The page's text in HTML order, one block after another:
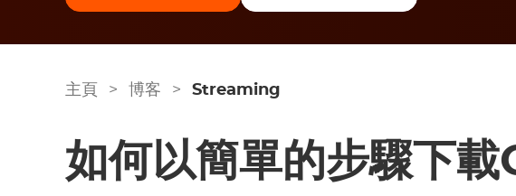
主頁 > 博客 > Streaming
如何以簡單的步驟下載